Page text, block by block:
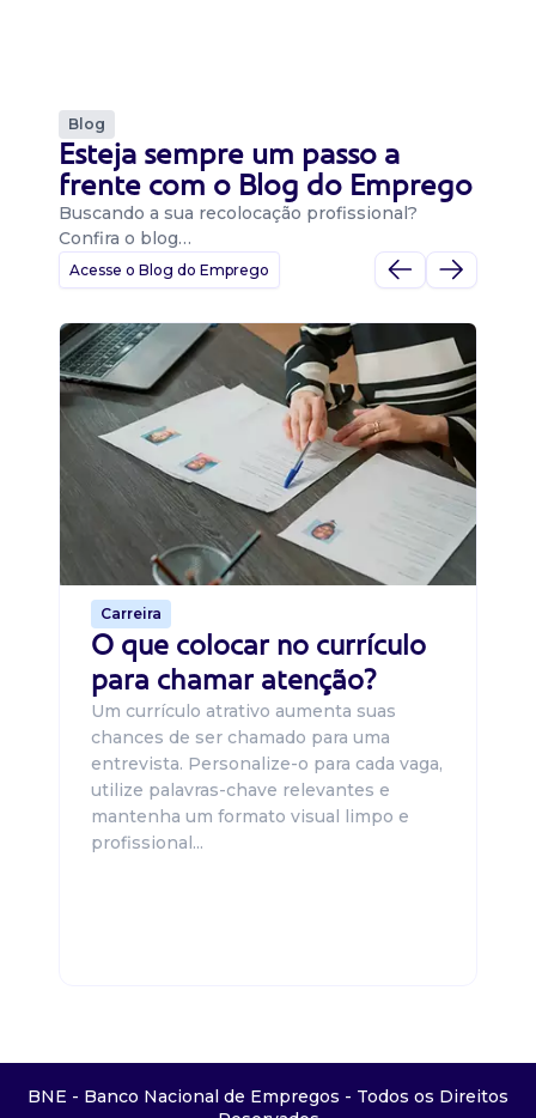
Blog
Esteja sempre um passo a
frente com o Blog do Emprego
Buscando a sua recolocação profissional?
Confira o blog…
Acesse o Blog do Emprego
Carreira
O que colocar no currículo
para chamar atenção?
Um currículo atrativo aumenta suas
chances de ser chamado para uma
entrevista. Personalize-o para cada vaga,
utilize palavras-chave relevantes e
mantenha um formato visual limpo e
profissional...
BNE - Banco Nacional de Empregos - Todos os Direitos